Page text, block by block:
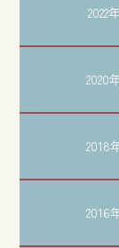
2022年
2020
2018
2016